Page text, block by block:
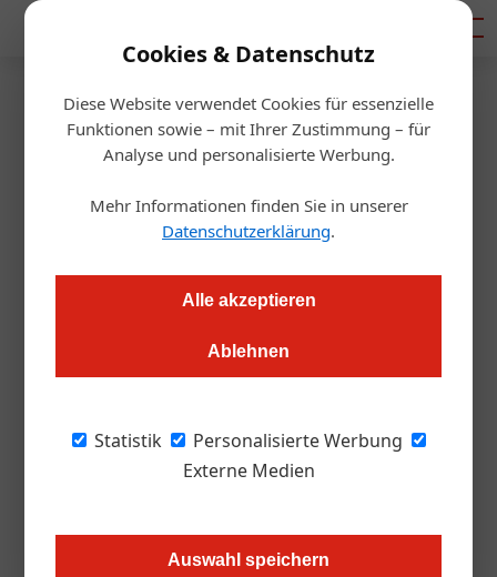
Cookies & Datenschutz
Diese Website verwendet Cookies für essenzielle
Funktionen sowie – mit Ihrer Zustimmung – für
Analyse und personalisierte Werbung.
Mehr Informationen finden Sie in unserer
Datenschutzerklärung.
Alle akzeptieren
Ablehnen
Statistik
Personalisierte Werbung
Externe Medien
Auswahl speichern
Startseite/Gastro & Hotel
Zillertal
Das ist das Gauder Fest-Sujet
2024
Vom 2. bis 5. Mai findet wieder das traditionsreiche Gauder
gestaltet.
Zillertal Bier), Robert Pramstrahler
(Bürgermeister Zell am Ziller) und Christian